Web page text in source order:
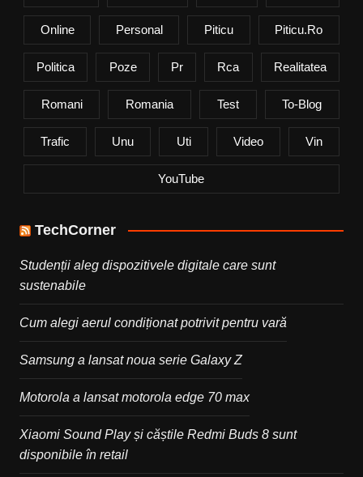
Online Personal Piticu Piticu.ro
Politica Poze Pr Rca Realitatea
Romani Romania Test To-Blog
Trafic Unu Uti Video Vin
YouTube
TechCorner
Studenții aleg dispozitivele digitale care sunt
sustenabile
Cum alegi aerul condiționat potrivit pentru vară
Samsung a lansat noua serie Galaxy Z
Motorola a lansat motorola edge 70 max
Xiaomi Sound Play și căștile Redmi Buds 8 sunt
disponibile în retail